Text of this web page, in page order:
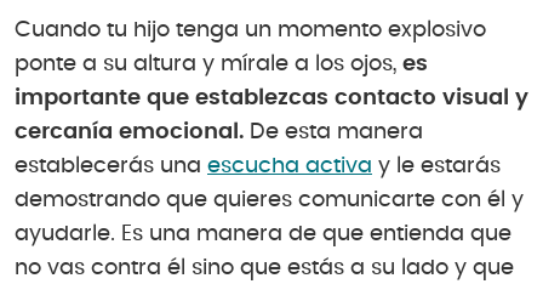
Cuando tu hijo tenga un momento explosivo
ponte a su altura y mírale a los ojos, es
importante que establezcas contacto visual y
cercanía emocional. De esta manera
establecerás una escucha activa y le estarás
demostrando que quieres comunicarte con él y
ayudarle. Es una manera de que entienda que
no vas contra él sino que estás a su lado y que